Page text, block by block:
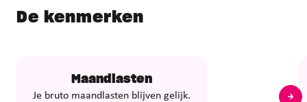
De kenmerken
Maandlasten
Je bruto maandlasten blijven gelijk.